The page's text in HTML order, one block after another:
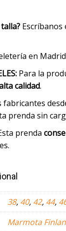
Escríbanos
en
Para la
calidad.
prenda sin
prenda
38, 40, 42, 44,
Marmota